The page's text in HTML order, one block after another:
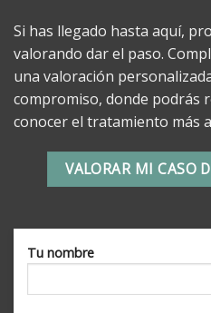
Si has llegado hasta aquí,
valorando dar el paso.
una valoración
compromiso, donde podrás
conocer el tratamiento más
VALORAR MI CASO
Tu nombre